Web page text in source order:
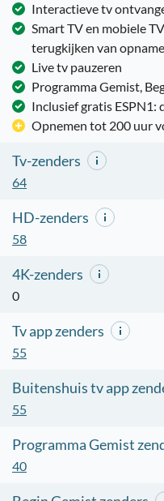
Interactieve tv
Smart TV en mobiele
terugkijken van
Live tv pauzeren
Programma Gemist,
Inclusief gratis ESPN1:
Opnemen tot 200 uur
Tv-zenders
64
HD-zenders
58
4K-zenders
0
Tv app zenders
55
Buitenshuis tv app
55
Programma Gemist
40